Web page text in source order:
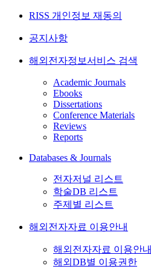
RISS 개인정보 재동의
공지사항
해외전자정보서비스 검색
Academic Journals
Ebooks
Dissertations
Conference Materials
Reviews
Reports
Databases & Journals
전자저널 리스트
학술DB 리스트
주제별 리스트
해외전자자료 이용안내
해외전자자료 이용안내
해외DB별 이용권한